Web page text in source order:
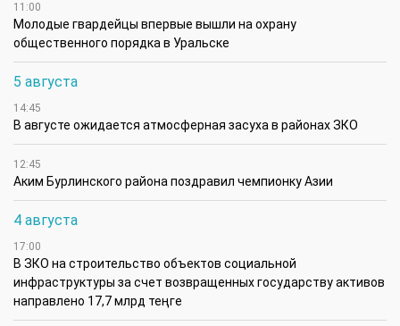
11:00
Молодые гвардейцы впервые вышли на охрану
общественного порядка в Уральске
5 августа
14:45
В августе ожидается атмосферная засуха в районах ЗКО
12:45
Аким Бурлинского района поздравил чемпионку Азии
4 августа
17:00
В ЗКО на строительство объектов социальной
инфраструктуры за счет возвращенных государству активов
направлено 17,7 млрд теңге